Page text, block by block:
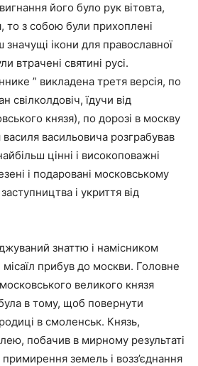
його було рук вітовта,
то з собою були прихоплені
значущі ікони для православної
втрачені святині русі.
” викладена третя версія, по
свілколдовіч, їдучи від
князя), по дорозі в москву
васильовича розграбував
цінні і високоповажні
і подаровані московському
і укриття від
знаттю і намісником
прибув до москви. Головне
великого князя
в тому, щоб повернути
в смоленськ. Князь,
побачив в мирному результаті
земель і возз’єднання